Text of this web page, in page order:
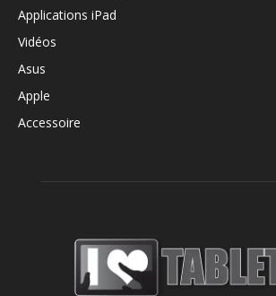
Applications iPad
Vidéos
Asus
Apple
Accessoire